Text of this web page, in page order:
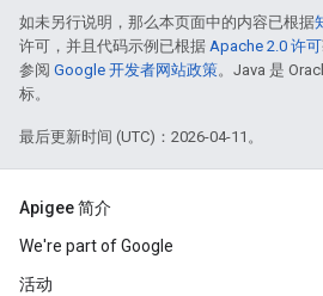
如未另行说明，那么本页面中的内容已根据
许可，并且代码示例已根据 Apache 2.0 许可
参阅 Google 开发者网站政策。Java 是
标。
最后更新时间 (UTC)：2026-04-11。
Apigee 简介
We're part of Google
活动